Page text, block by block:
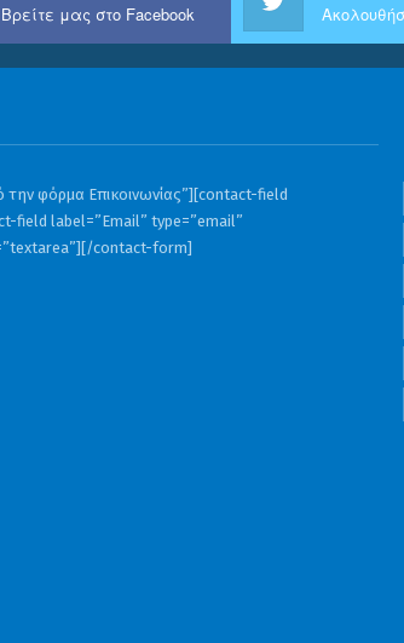
Βρείτε μας στο Facebook
την φόρμα Επικοινωνίας”][contact-field
field label=”Email” type=”email”
contact-form]